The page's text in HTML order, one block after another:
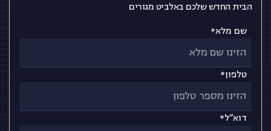
הבית החדש שלכם באלביט מגורים
שם מלא*
טלפון*
דוא”ל*